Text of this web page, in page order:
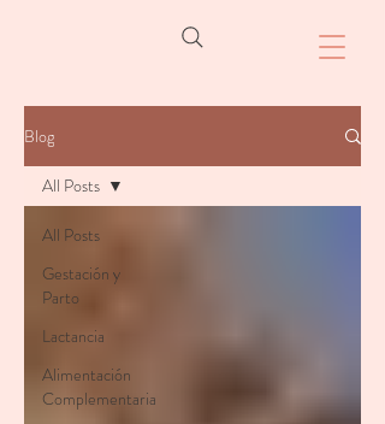
Blog
All Posts
Gestación y
Parto
Lactancia
Alimentación
Complementaria
All Posts